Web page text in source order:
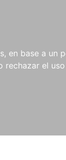
en base a un
rechazar el
NOVEDADES